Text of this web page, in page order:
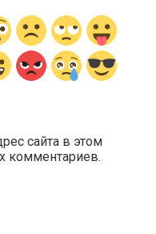
сайта в этом
комментариев.